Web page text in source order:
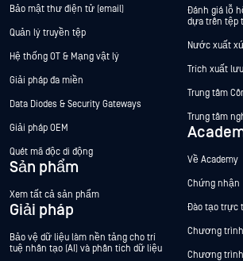
Bảo mật thư điện tử (email)
Quản lý truyền tệp
Hệ thống OT & Mạng vật lý
Giải pháp đa miền
Data Diodes & Security Gateways
Giải pháp OEM
Quét mã độc di động
Sản phẩm
Xem tất cả sản phẩm
Giải pháp
Bảo vệ dữ liệu làm nền tảng cho trí
tuệ nhân tạo (AI) và phân tích dữ liệu
Đánh giá lỗ
dựa trên tệp
Nước xuất
Trích xuất
Trung tâm
Trung tâm
Về Academy
Chứng nhận
Đào tạo trực
Chương
Chương